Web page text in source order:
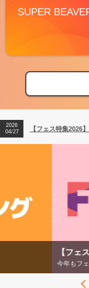
SUPER
【フェス特集2026
【ライブ動員ラン
2026
04/27
【フェス特集2026
2026
【ライブ動員ラン
【フェス特集2026】
今年もフェスの季節がやっ